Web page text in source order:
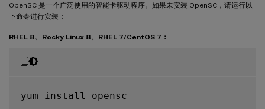
OpenSC 是一个广泛使用的智能卡驱动程序。如果未安装 OpenSC，请运行以
下命令进行安装：
RHEL 8、Rocky Linux 8、RHEL 7/CentOS 7：
yum install opensc